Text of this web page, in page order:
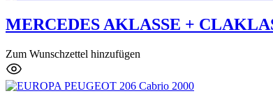
MERCEDES AKLASSE +
Zum Wunschzettel hinzufügen